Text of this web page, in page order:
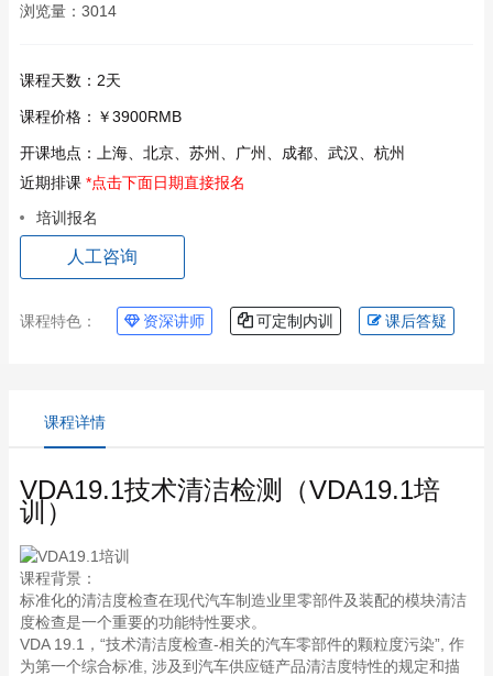
浏览量： 3014
课程天数： 2天
课程价格： ￥3900RMB
开课地点：
上海、北京、苏州、广州、成都、武汉、杭州
近期排课 *点击下面日期直接报名
培训报名
人工咨询
课程特色： 资深讲师 可定制内训 课后答疑
课程详情
VDA19.1技术清洁检测（VDA19.1培
训）
课程背景：
标准化的清洁度检查在现代汽车制造业里零部件及装配的模块清洁
度检查是一个重要的功能特性要求。
VDA 19.1，“技术清洁度检查-相关的汽车零部件的颗粒度污染”, 作
为第一个综合标准, 涉及到汽车供应链产品清洁度特性的规定和描